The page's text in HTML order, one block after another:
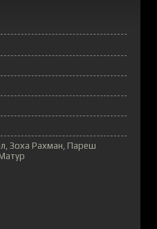
Зоха Рахман, Пареш